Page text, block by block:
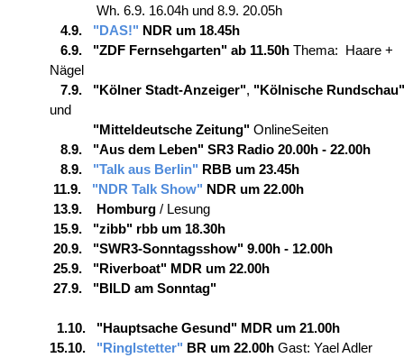
Wh. 6.9. 16.04h und 8.9. 20.05h
4.9.
"DAS!" NDR um 18.45h
6.9. "ZDF Fernsehgarten" ab 11.50h Thema: Haare +
Nägel
7.9. "Kölner Stadt-Anzeiger", "Kölnische Rundschau"
und
"Mitteldeutsche Zeitung"OnlineSeiten
8.9. "Aus dem Leben" SR3 Radio 20.00h - 22.00h
8.9. "Talk aus Berlin" RBBum 23.45h
11.9. "NDR Talk Show" NDR um 22.00h
13.9. Homburg/ Lesung
15.9. "zibb" rbb um 18.30h
20.9. "SWR3-Sonntagsshow" 9.00h - 12.00h
25.9. "Riverboat" MDR um 22.00h
27.9. "BILD am Sonntag"
1.10. "Hauptsache Gesund" MDR um 21.00h
15.10. "Ringlstetter" BR um 22.00h Gast: Yael Adler